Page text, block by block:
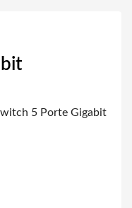
5 Porte Gigabit